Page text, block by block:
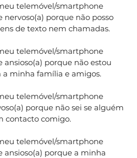
telemóvel/smartphone
porque não posso
de texto nem chamadas.
telemóvel/smartphone
porque não estou
a minha família e amigos.
telemóvel/smartphone
porque não sei se alguém
contacto comigo.
telemóvel/smartphone
ansioso(a) porque a minha